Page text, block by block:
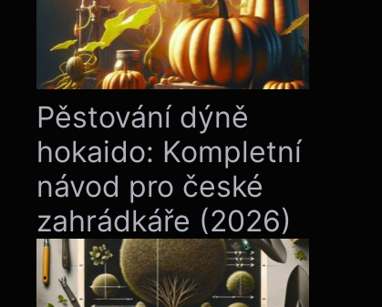
Pěstování dýně
hokaido: Kompletní
návod pro české
zahrádkáře (2026)